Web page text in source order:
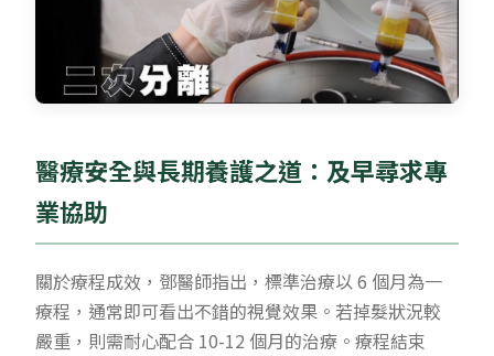
醫療安全與長期養護之道：及早尋求專
業協助
關於療程成效，鄧醫師指出，標準治療以 6 個月為一
療程，通常即可看出不錯的視覺效果。若掉髮狀況較
嚴重，則需耐心配合 10-12 個月的治療。療程結束